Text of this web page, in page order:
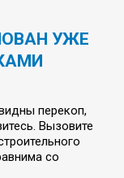
УЖЕ
перекоп,
Вызовите
со